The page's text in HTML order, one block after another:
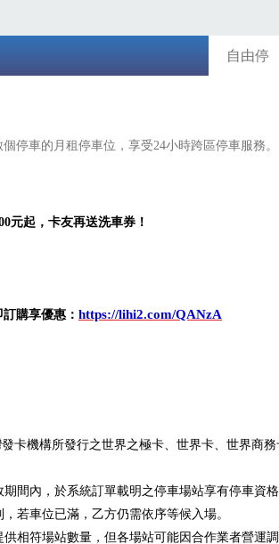
自由停
停車的月租停車位，享受24小時跨區停車服務。
元起，卡友再送洗車券！
購享優惠： https://lihi2.com/QANzA
卡機構所發行之世界之極卡、世界卡、世界商
間內，於系統訂單載明之停車場站享有停車資
若車位已滿，乙方仍需依序等候入場。
相符場站數量，但各場站可能因合作業者營運